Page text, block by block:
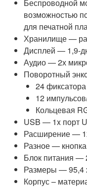
Беспроводной
возможностью
для печатной
Хранилище —
Дисплей — 1,9-
Аудио — 2х
Поворотный
24 фиксатора
12
Кольцевая
USB — 1x порт
Расширение —
Разное —
Блок питания —
Размеры — 95,4
Корпус –